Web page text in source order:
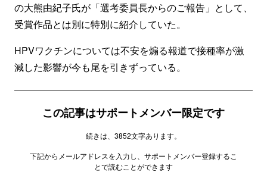
の大熊由紀子氏が「選考委員長からのご報告」として、
受賞作品とは別に特別に紹介していた。
HPVワクチンについては不安を煽る報道で接種率が激
減した影響が今も尾を引きずっている。
この記事はサポートメンバー限定です
続きは、3852文字あります。
下記からメールアドレスを入力し、サポートメンバー登録するこ
とで読むことができます